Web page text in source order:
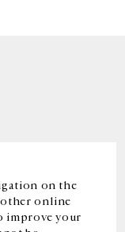
on the
online
improve your